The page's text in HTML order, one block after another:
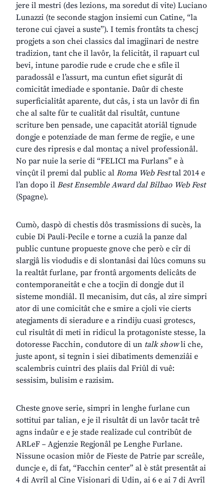
jere il mestri (des lezions, ma soredut di vite) Luciano
Lunazzi (te seconde stagjon insiemi cun Catine, “la
terone cui cjavei a suste”). I temis frontâts ta chescj
progjets a son chei classics dal imagjinari de nestre
tradizion, tant che il lavôr, la felicitât, il rapuart cul
bevi, intune parodie rude e crude che e sfile il
paradossâl e l’assurt, ma cuntun efiet sigurât di
comicitât imediade e spontanie. Daûr di cheste
superficialitât aparente, dut câs, i sta un lavôr di fin
che al salte fûr te cualitât dal risultât, cuntune
scriture ben pensade, une capacitât atoriâl tignude
dongje e potenziade de man ferme de regjie, e une
cure des ripresis e dal montaç a nivel professionâl.
No par nuie la serie di “FELICI ma Furlans” e à
vinçût il premi dal public al Roma Web Festtal 2014 e
l’an dopo il Best Ensemble Award dal Bilbao Web Fest
(Spagne).
Cumò, daspò di chestis dôs trasmissions di sucès, la
cubie Di Pauli-Pecile e torne a cuziâ la panze dal
public cuntune propueste gnove che però e cîr di
slargjâ lis viodudis e di slontanâsi dai lûcs comuns su
la realtât furlane, par frontâ argoments delicâts de
contemporaneitât e che a tocjin di dongje dut il
sisteme mondiâl. Il mecanisim, dut câs, al zire simpri
ator di une comicitât che e smire a cjoli vie cierts
ategjaments di sieradure e a rindiju cuasi grotescs,
cul risultât di meti in ridicul la protagoniste stesse, la
dotoresse Facchin, condutore di un talk showli che,
juste apont, si tegnin i siei dibatiments demenziâi e
scalembris cuintri des plaiis dal Friûl di vuê:
sessisim, bulisim e razisim.
Cheste gnove serie, simpri in lenghe furlane cun
sottitui par talian, e je il risultât di un lavôr tacât trê
agns indaûr e e je stade realizade cul contribût de
ARLeF – Agjenzie Regjonâl pe Lenghe Furlane.
Nissune ocasion miôr de Fieste de Patrie par screâle,
duncje e, di fat, “Facchin center” al è stât presentât ai
4 di Avrîl al Cine Visionari di Udin, ai 6 e ai 7 di Avrîl